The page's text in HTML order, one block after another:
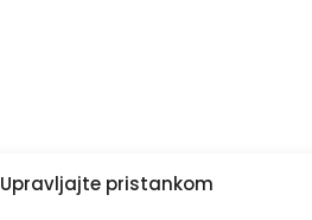
Upravljajte pristankom